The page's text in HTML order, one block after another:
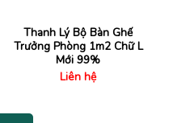
Thanh Lý Bộ Bàn Ghế
Trưởng Phòng 1m2 Chữ L
Mới 99%
Liên hệ